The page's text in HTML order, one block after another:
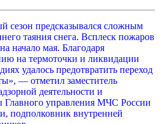
сезон предсказывался сложным
таяния снега. Всплеск пожаров
начало мая. Благодаря
на термоточки и ликвидации
удалось предотвратить переход
— отметил заместитель
деятельности и
Главного управления МЧС России
подполковник внутренней